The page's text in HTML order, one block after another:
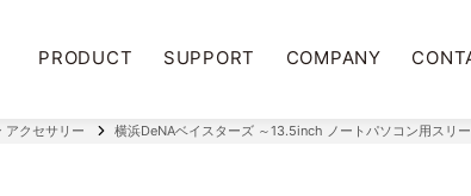
PRODUCT SUPPORT COMPANY
アクセサリー 横浜DeNAベイスターズ ～13.5inch ノートパソコン用スリ